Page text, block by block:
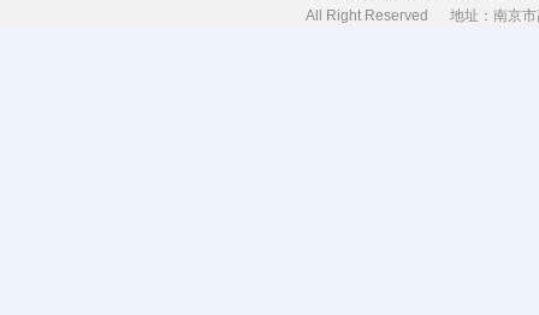
All Right Reserved 地址：南京